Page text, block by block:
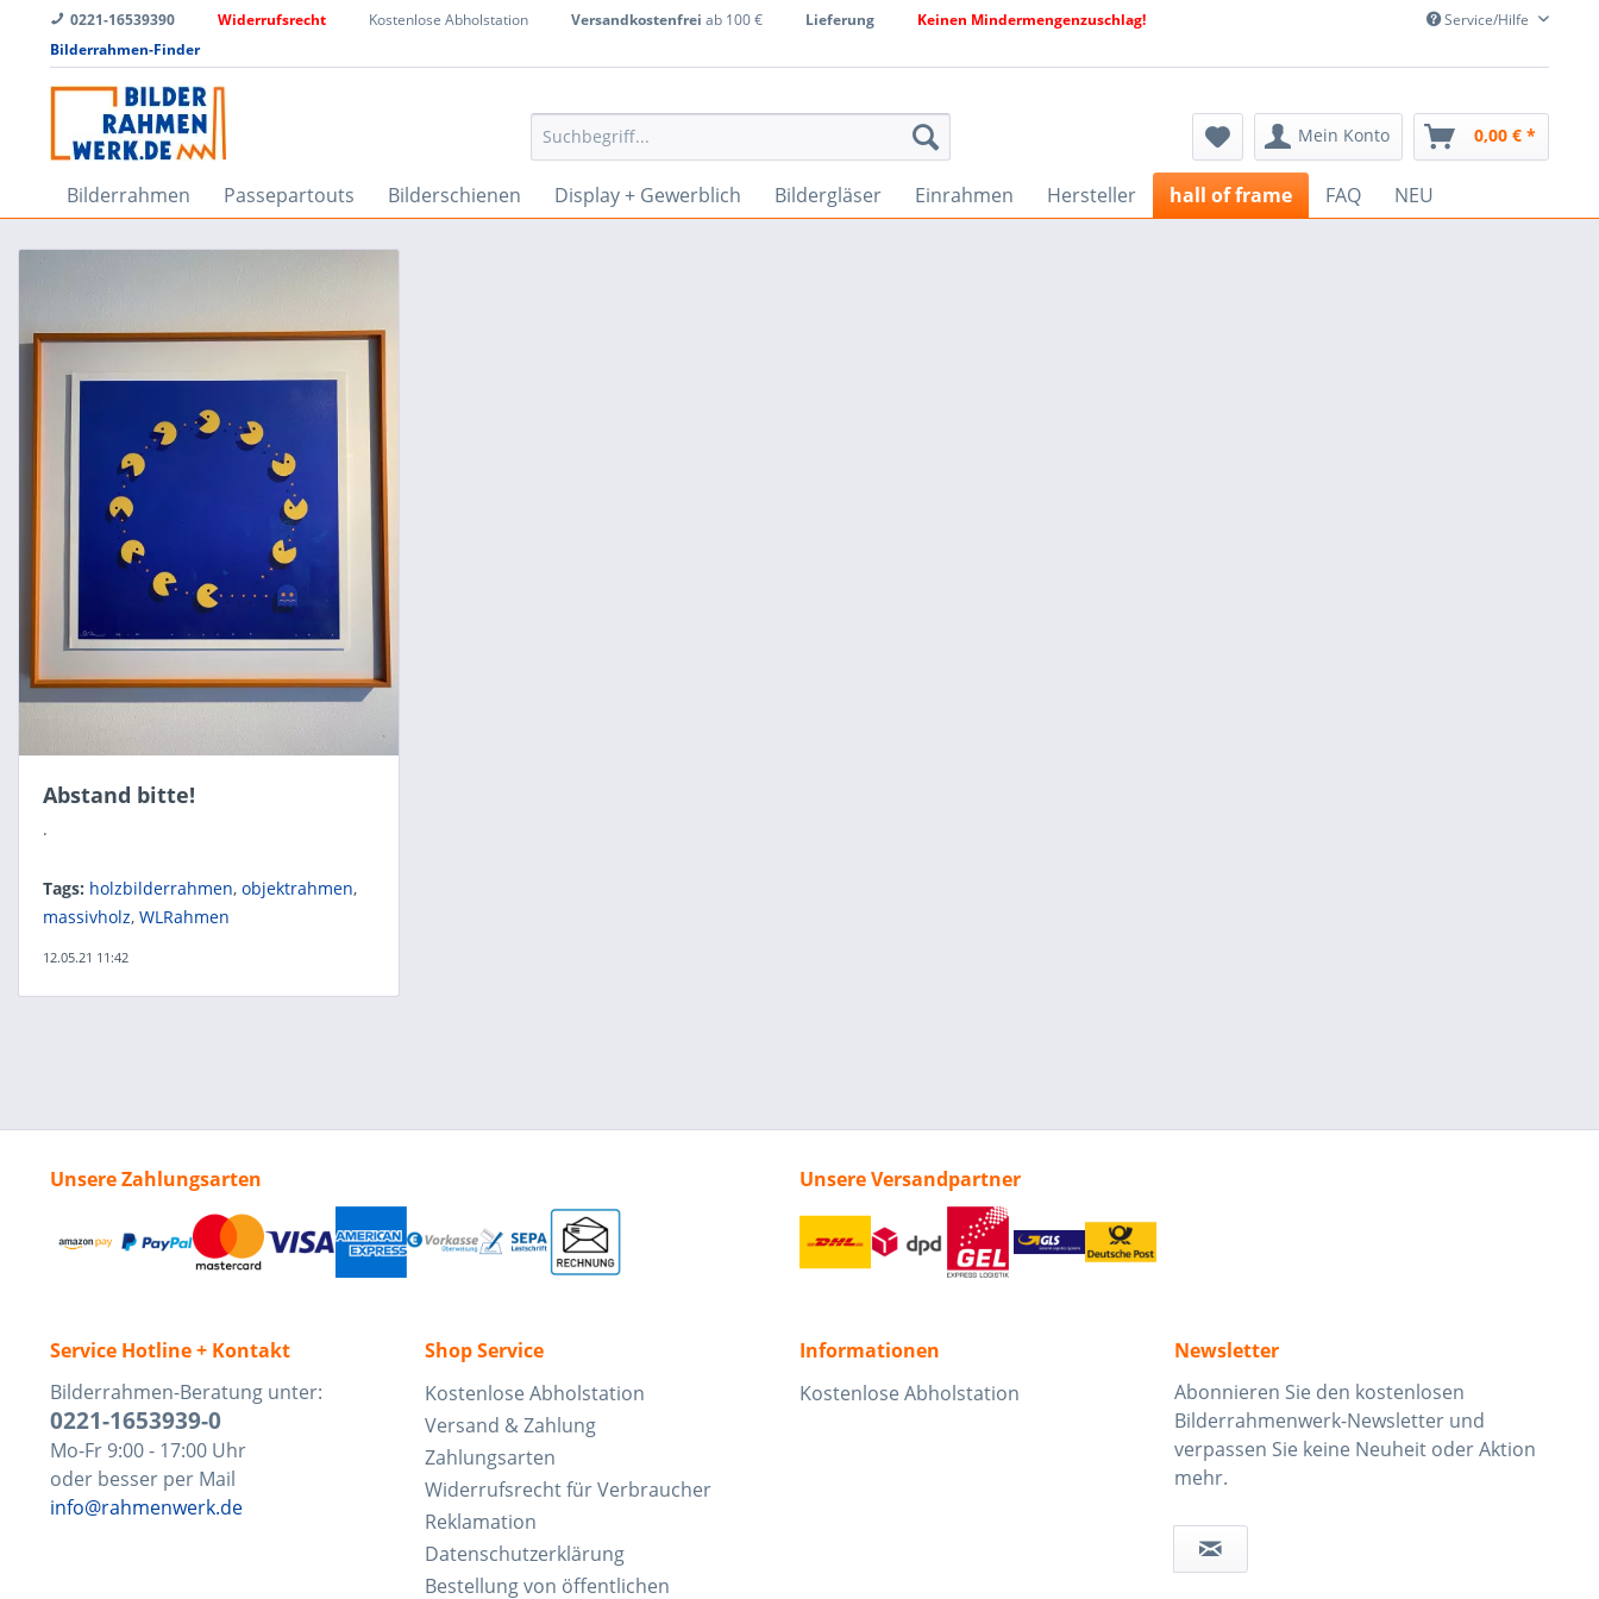
0221-16539390 Widerrufsrecht Kostenlose Abholstation Versandkostenfrei ab 100 € Lieferung
Keinen Mindermengenzuschlag!
Bilderrahmen-Finder
Service/Hilfe
Mein Konto 0,00 € *
Bilderrahmen Passepartouts Bilderschienen Display + Gewerblich Bildergläser Einrahmen Hersteller hall of frame FAQ NEU
Abstand bitte!
.
Tags: holzbilderrahmen, objektrahmen,
massivholz, WLRahmen
12.05.21 11:42
Unsere Zahlungsarten Unsere Versandpartner
Service Hotline + Kontakt
Bilderrahmen-Beratung unter:
0221-1653939-0
Mo-Fr 9:00 - 17:00 Uhr
oder besser per Mail
info@rahmenwerk.de
Shop Service
Kostenlose Abholstation
Versand & Zahlung
Zahlungsarten
Widerrufsrecht für Verbraucher
Reklamation
Datenschutzerklärung
Bestellung von öffentlichen
Informationen
Kostenlose Abholstation
Newsletter
Abonnieren Sie den kostenlosen
Bilderrahmenwerk-Newsletter und
verpassen Sie keine Neuheit oder Aktion
mehr.